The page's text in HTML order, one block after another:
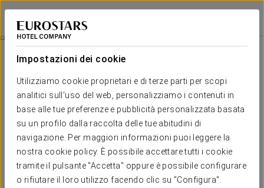
Impostazioni dei cookie
Utilizziamo cookie proprietari e di terze parti per scopi
analitici sull'uso del web, personalizziamo i contenuti in
base alle tue preferenze e pubblicità personalizzata basata
su un profilo dalla raccolta delle tue abitudini di
navigazione. Per maggiori informazioni puoi leggere la
nostra cookie policy. È possibile accettare tutti i cookie
tramite il pulsante "Accetta" oppure è possibile configurare
o rifiutare il loro utilizzo facendo clic su "Configura".
Eurostars Isla de la Toja
PONTEVEDRA - O GROVE
Pulizia Del Viso
80 € per persona